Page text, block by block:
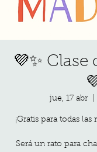
💜✨ Clase
jue, 17 abr
  |
¡Gratis para todas
Será un rato para